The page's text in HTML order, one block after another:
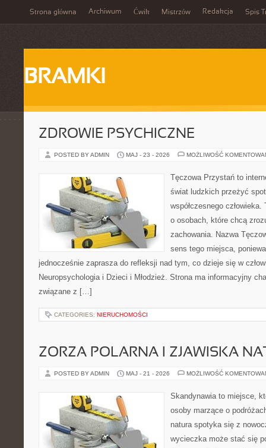
Strona główna Archiwum Ćwik Mistrzów Redakcja Spis
BRAMKI
ZDROWIE PSYCHICZNE
POSTED BY ADMIN MAJ - 23 - 2026 MOŻLIWOŚĆ
Tęczowa Przystań to
świat ludzkich przeżyć
współczesnego
o osobach, które chcą
zachowania. Nazwa
sens tego miejsca,
jednocześnie zaprasza do refleksji nad tym, co dzieje się w
Neuropsychologia i Dzieci i Młodzież. Strona ma informacyjny
związane z […]
CATEGORIES: NIERUCHOMOŚCI
ZORZA POLARNA I ZJAWISKA
POSTED BY ADMIN MAJ - 21 - 2026 MOŻLIWOŚĆ
Skandynawia to miejsce,
osoby marzące o
natura spotyka się z
wycieczka może stać się